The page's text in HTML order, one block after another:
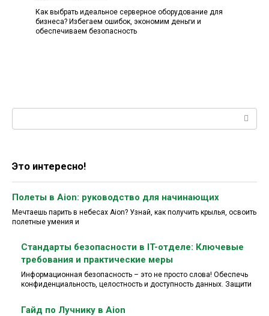
Как выбрать идеальное серверное оборудование для
бизнеса? Избегаем ошибок, экономим деньги и
обеспечиваем безопасность
Это интересно!
Полеты в Aion: руководство для начинающих
Мечтаешь парить в небесах Aion? Узнай, как получить крылья, освоить
полетные умения и
Стандарты безопасности в IT-отделе: Ключевые
требования и практические меры
Информационная безопасность – это не просто слова! Обеспечь
конфиденциальность, целостность и доступность данных. Защити
Гайд по Лучнику в Aion